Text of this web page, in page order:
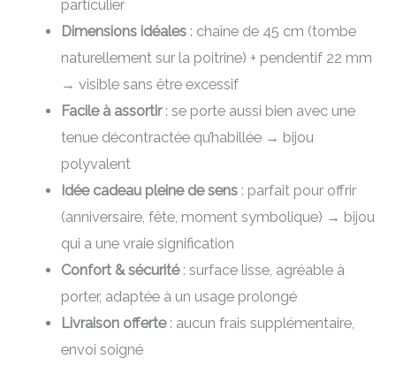
particulier
Dimensions idéales : chaîne de 45 cm (tombe
naturellement sur la poitrine) + pendentif 22 mm
→ visible sans être excessif
Facile à assortir: se porte aussi bien avec une
tenue décontractée qu’habillée → bijou
polyvalent
Idée cadeau pleine de sens : parfait pour offrir
(anniversaire, fête, moment symbolique) → bijou
qui a une vraie signification
Confort & sécurité: surface lisse, agréable à
porter, adaptée à un usage prolongé
Livraison offerte: aucun frais supplémentaire,
envoi soigné